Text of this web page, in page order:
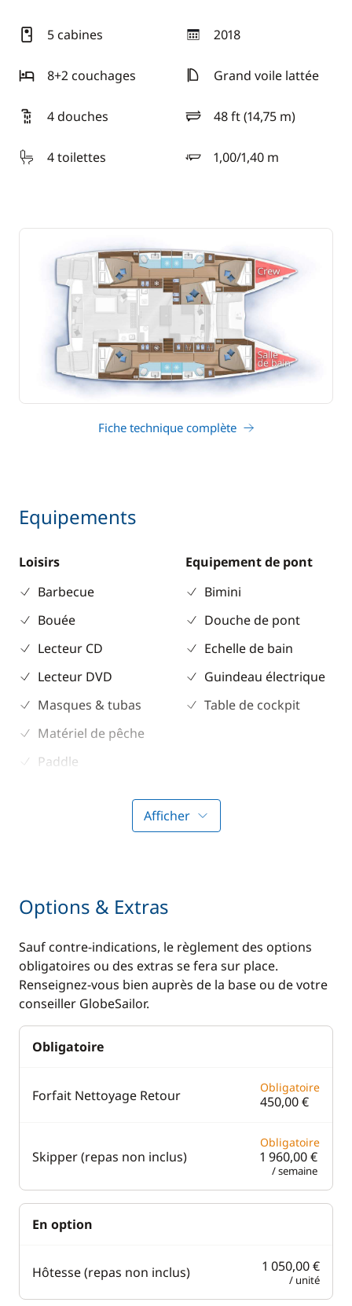
5 cabines 2018
année
8+2 couchages
Grand voile lattée
4 douches 48 ft (14,75 m)
longueur
4 toilettes
1,00/1,40 m
tirant d'eau
Fiche technique complète
Equipements
Loisirs
Barbecue
Bouée
Lecteur CD
Lecteur DVD
Masques & tubas
Matériel de pêche
Paddle
Equipement de pont
Bimini
Douche de pont
Echelle de bain
Guindeau électrique
Table de cockpit
Convertisseur 220V
Lecteur de cartes
Loch - Speedo
Pilote automatique
Sondeur
Congélateur
Ice Maker
Lave Vaisselle
Machine à café
Chauffage
Climatisation
Dessalinisateur
Générateur
Afficher
Options & Extras
Sauf contre-indications, le règlement des options
obligatoires ou des extras se fera sur place.
Renseignez-vous bien auprès de la base ou de votre
conseiller GlobeSailor.
Obligatoire
Forfait Nettoyage Retour Obligatoire
450,00 €
Skipper (repas non inclus)
Obligatoire
1 960,00 €
/ semaine
En option
Hôtesse (repas non inclus) 1 050,00 €
/ unité